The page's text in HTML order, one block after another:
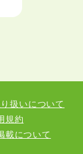
扱いについて
規約
載について